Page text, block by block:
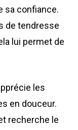
sa confiance.
de tendresse
lui permet de
les
en douceur.
recherche le